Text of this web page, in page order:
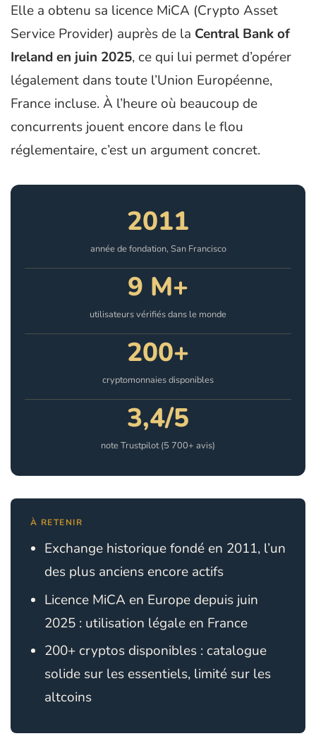
Elle a obtenu sa licence MiCA (Crypto Asset
Service Provider) auprès de la Central Bank of
Ireland en juin 2025, ce qui lui permet d’opérer
légalement dans toute l’Union Européenne,
France incluse. À l’heure où beaucoup de
concurrents jouent encore dans le flou
réglementaire, c’est un argument concret.
2011
année de fondation, San Francisco
9 M+
utilisateurs vérifiés dans le monde
200+
cryptomonnaies disponibles
3,4/5
note Trustpilot (5 700+ avis)
À RETENIR
Exchange historique fondé en 2011, l’un
des plus anciens encore actifs
Licence MiCA en Europe depuis juin
2025 : utilisation légale en France
200+ cryptos disponibles : catalogue
solide sur les essentiels, limité sur les
altcoins